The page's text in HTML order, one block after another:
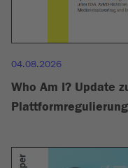
04.08.2026
Who Am I? Update
Plattformregulierung